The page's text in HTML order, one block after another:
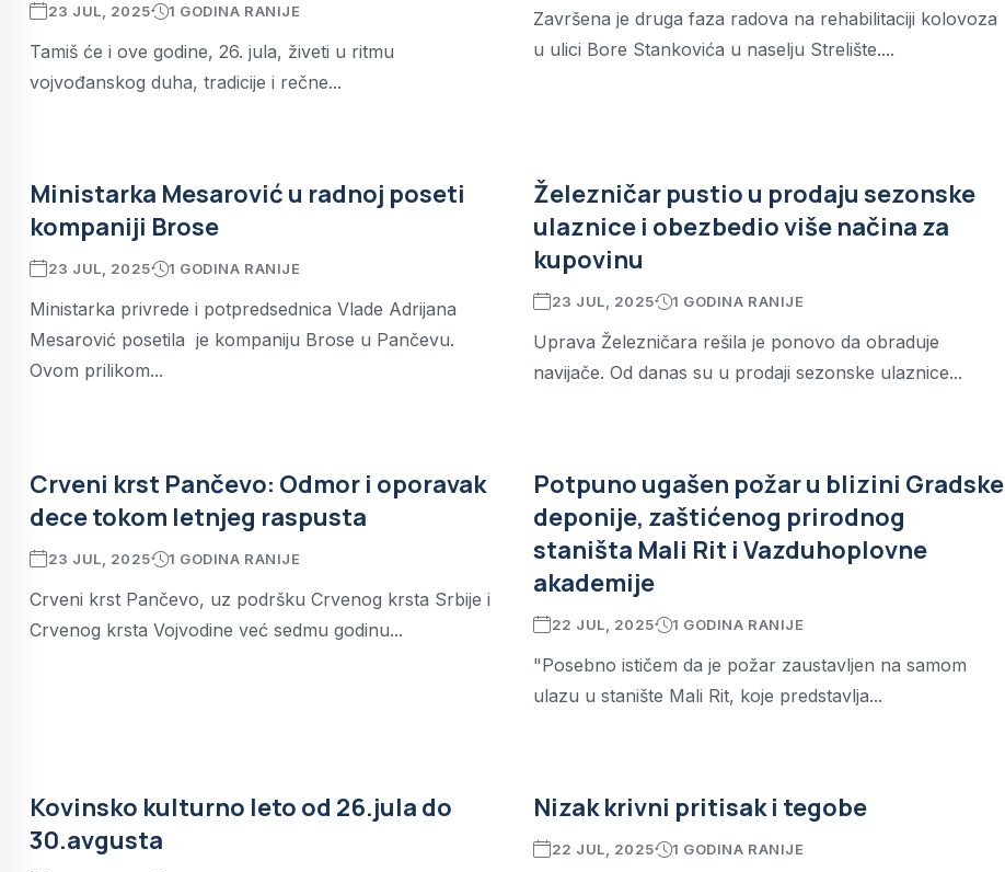
23 JUL, 2025 1 GODINA RANIJE
Tamiš će i ove godine, 26. jula, živeti u ritmu
vojvođanskog duha, tradicije i rečne...
Završena je druga faza radova na rehabilitaciji kolovoza
u ulici Bore Stankovića u naselju Strelište....
Ministarka Mesarović u radnoj poseti
kompaniji Brose
23 JUL, 2025 1 GODINA RANIJE
Ministarka privrede i potpredsednica Vlade Adrijana
Mesarović posetila je kompaniju Brose u Pančevu.
Ovom prilikom...
Železničar pustio u prodaju sezonske
ulaznice i obezbedio više načina za
kupovinu
23 JUL, 2025 1 GODINA RANIJE
Uprava Železničara rešila je ponovo da obraduje
navijače. Od danas su u prodaji sezonske ulaznice...
Crveni krst Pančevo: Odmor i oporavak
dece tokom letnjeg raspusta
23 JUL, 2025 1 GODINA RANIJE
Crveni krst Pančevo, uz podršku Crvenog krsta Srbije i
Crvenog krsta Vojvodine već sedmu godinu...
Potpuno ugašen požar u blizini Gradske
deponije, zaštićenog prirodnog
staništa Mali Rit i Vazduhoplovne
akademije
22 JUL, 2025 1 GODINA RANIJE
"Posebno ističem da je požar zaustavljen na samom
ulazu u stanište Mali Rit, koje predstavlja...
Kovinsko kulturno leto od 26.jula do
30.avgusta
Nizak krivni pritisak i tegobe
22 JUL, 2025 1 GODINA RANIJE